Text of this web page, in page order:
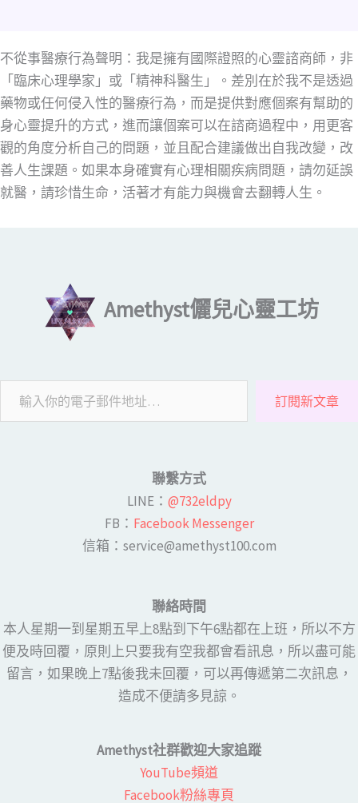
不從事醫療行為聲明：我是擁有國際證照的心靈諮商師，非
「臨床心理學家」或「精神科醫生」。差別在於我不是透過
藥物或任何侵入性的醫療行為，而是提供對應個案有幫助的
身心靈提升的方式，進而讓個案可以在諮商過程中，用更客
觀的角度分析自己的問題，並且配合建議做出自我改變，改
善人生課題。如果本身確實有心理相關疾病問題，請勿延誤
就醫，請珍惜生命，活著才有能力與機會去翻轉人生。
Amethyst儷兒心靈工坊
訂閱新文章
聯繫方式
LINE​： @732eldpy
FB：​ Facebook Messenger
​​信箱：service@amethyst100.com
聯絡時間
本人星期一到星期五早上8點到下午6點都在上班，所以不方
便及時回覆，原則上只要我有空我都會看訊息，所以盡可能
留言，如果晚上7點後我未回覆，可以再傳遞第二次訊息，
造成不便請多見諒。
Amethyst社群歡迎大家追蹤
YouTube頻道
Facebook粉絲專頁​